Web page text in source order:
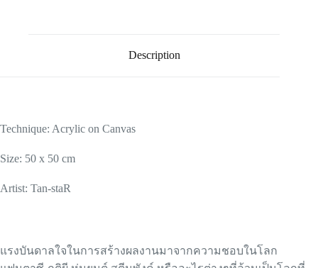
Description
Technique: Acrylic on Canvas
Size: 50 x 50 cm
Artist: Tan-staR
แรงบันดาลใจในการสร้างผลงานมาจากความชอบในโลก